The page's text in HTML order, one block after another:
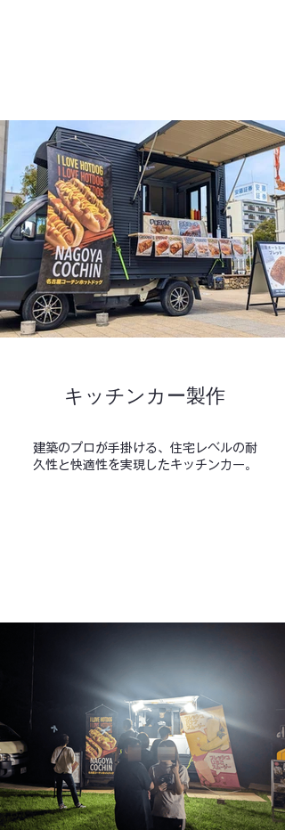
キッチンカー製作
建築のプロが手掛ける、住宅レベルの耐
久性と快適性を実現したキッチンカー。